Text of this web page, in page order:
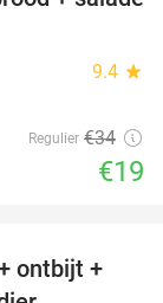
9.4 star
Regulier €34
€19
32%
ontbijt +